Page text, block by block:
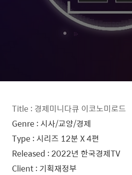
Title : 경제미니다큐 이코노미로드
Genre : 시사/교양/경제
Type : 시리즈 12분 X 4편
Released : 2022년 한국경제TV
Client : 기획재정부